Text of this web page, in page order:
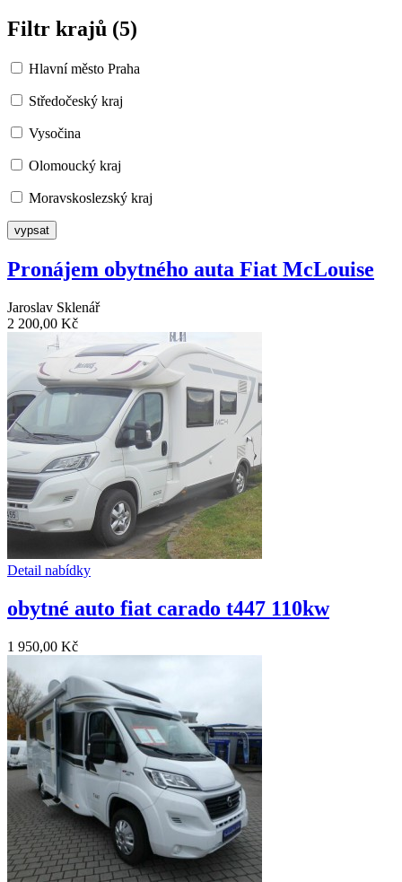
Filtr krajů (5)
Hlavní město Praha
Středočeský kraj
Vysočina
Olomoucký kraj
Moravskoslezský kraj
Pronájem obytného auta Fiat McLouise
Jaroslav Sklenář
2 200,00 Kč
Detail nabídky
obytné auto fiat carado t447 110kw
1 950,00 Kč